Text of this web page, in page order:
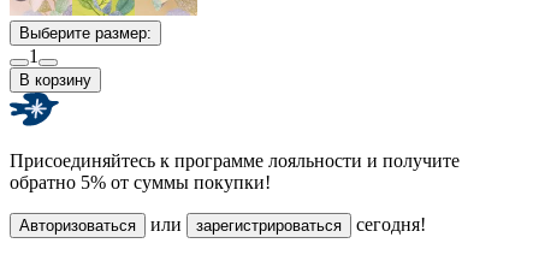
Выберите размер:
1
В корзину
Присоединяйтесь к программе лояльности и получите
обратно 5% от суммы покупки!
Авторизоваться или зарегистрироваться сегодня!